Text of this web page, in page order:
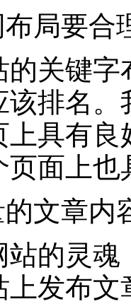
局要合
键字
该排名
上具有
页面上
文章内
灵魂
上发布